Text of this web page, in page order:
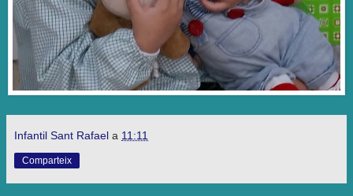
Infantil Sant Rafael a 11:11
Comparteix